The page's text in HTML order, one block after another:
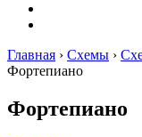
Главная › Схемы ›
Фортепиано
Фортепиано